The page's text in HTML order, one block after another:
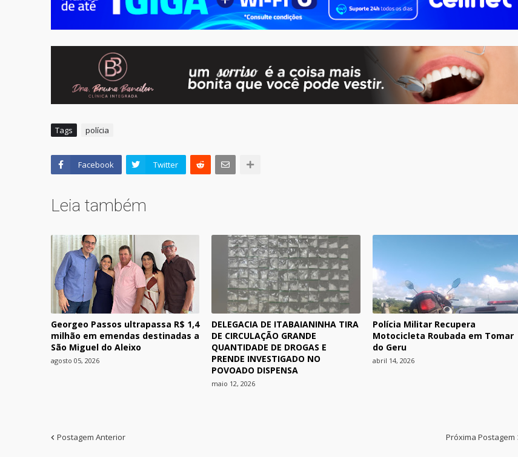
Tags polícia
Facebook Twitter
Leia também
Georgeo Passos ultrapassa R$ 1,4
milhão em emendas destinadas a
São Miguel do Aleixo
agosto 05, 2026
DELEGACIA DE ITABAIANINHA TIRA
DE CIRCULAÇÃO GRANDE
QUANTIDADE DE DROGAS E
PRENDE INVESTIGADO NO
POVOADO DISPENSA
maio 12, 2026
Polícia Militar Recupera
Motocicleta Roubada em Tomar
do Geru
abril 14, 2026
Postagem Anterior Próxima Postagem